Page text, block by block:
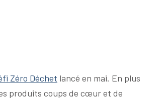
Zéro Déchet lancé en mai. En plus
produits coups de cœur et de